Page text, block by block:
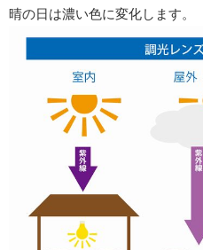
晴の日は濃い色に変化します。